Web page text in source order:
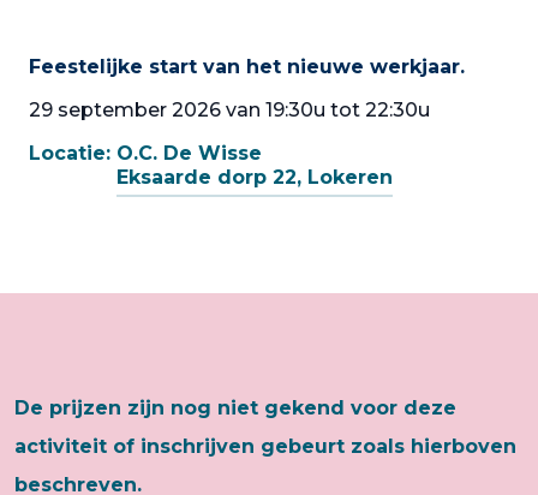
Feestelijke start van het nieuwe werkjaar.
29 september 2026 van 19:30u tot 22:30u
Locatie: O.C. De Wisse
Eksaarde dorp 22, Lokeren
De prijzen zijn nog niet gekend voor deze
activiteit of inschrijven gebeurt zoals hierboven
beschreven.